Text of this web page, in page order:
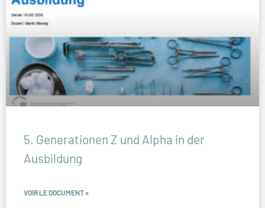
5. Generationen Z und Alpha in der
Ausbildung
VOIR LE DOCUMENT »